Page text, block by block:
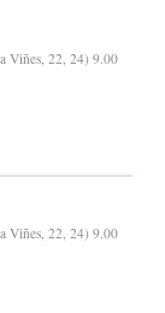
Viñes, 22, 24) 9.00
Viñes, 22, 24) 9.00